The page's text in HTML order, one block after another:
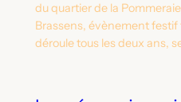
du quartier de la
Brassens, évènement
déroule tous les deux ans,